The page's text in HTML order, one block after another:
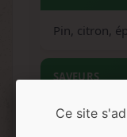
Pin, citron,
SAVEURS
Citron, pin,
Ce site